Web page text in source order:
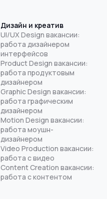
Дизайн и креатив
UI/UX Design вакансии:
работа дизайнером
интерфейсов
Product Design вакансии:
работа продуктовым
дизайнером
Graphic Design вакансии:
работа графическим
дизайнером
Motion Design вакансии:
работа моушн-
дизайнером
Video Production вакансии:
работа с видео
Content Creation вакансии:
работа с контентом